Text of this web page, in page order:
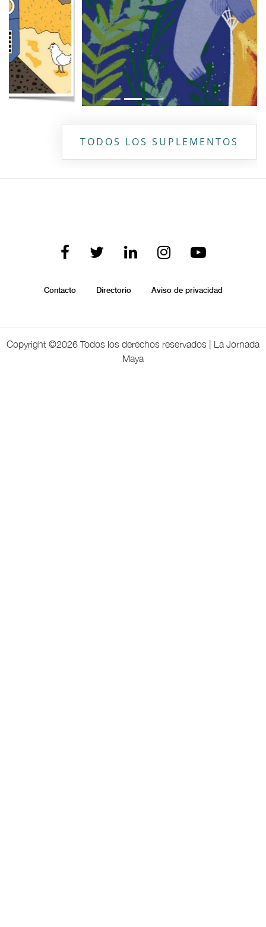
TODOS LOS SUPLEMENTOS
Contacto Directorio Aviso de privacidad
Copyright ©2026 Todos los derechos reservados | La Jornada
Maya